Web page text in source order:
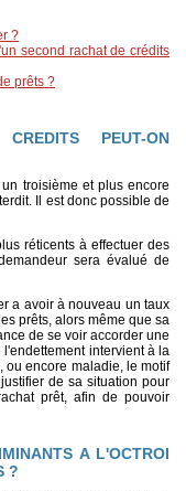
?
second rachat de crédits
prêts ?
PEUT-ON
troisième et plus encore
Il est donc possible de
réticents à effectuer des
sera évalué de
a avoir à nouveau un taux
prêts, alors même que sa
de se voir accorder une
intervient à la
ou encore maladie, le motif
de sa situation pour
prêt, afin de pouvoir
A L'OCTROI
?